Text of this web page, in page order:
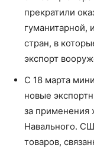
прекратили
гуманитарной,
стран, в
экспорт
С 18 марта
новые
за применения
Навального.
товаров,